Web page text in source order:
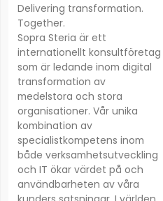
Delivering transformation.
Together.
Sopra Steria är ett
internationellt konsultföretag
som är ledande inom digital
transformation av
medelstora och stora
organisationer. Vår unika
kombination av
specialistkompetens inom
både verksamhetsutveckling
och IT ökar värdet på och
användbarheten av våra